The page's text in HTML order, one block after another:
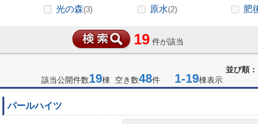
光の森(3) 原水(2) 肥
19 件が該当
並び順：
該当公開件数19棟 空き数48件 1-19棟表示
パールハイツ